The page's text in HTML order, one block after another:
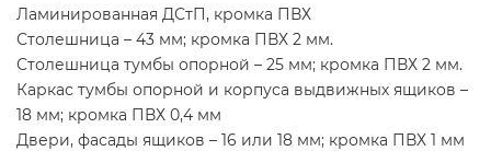
Ламинированная ДСтП, кромка ПВХ
Столешница – 43 мм; кромка ПВХ 2 мм.
Столешница тумбы опорной – 25 мм; кромка ПВХ 2 мм.
Каркас тумбы опорной и корпуса выдвижных ящиков –
18 мм; кромка ПВХ 0,4 мм
Двери, фасады ящиков – 16 или 18 мм; кромка ПВХ 1 мм